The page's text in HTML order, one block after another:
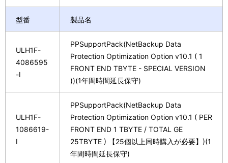
型番 製品名
ULH1F-
4086595
-I
PPSupportPack(NetBackup Data
Protection Optimization Option v10.1 ( 1
FRONT END TBYTE - SPECIAL VERSION
))(1年間時間延長保守)
ULH1F-
1086619-
I
PPSupportPack(NetBackup Data
Protection Optimization Option v10.1 ( PER
FRONT END 1 TBYTE / TOTAL GE
25TBYTE ) 【25個以上同時購入が必要】)(1
年間時間延長保守)